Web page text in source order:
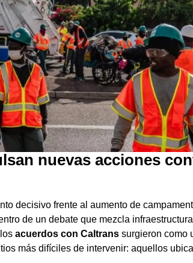
nuevas acciones
decisivo frente al aumento de
de un debate que mezcla
acuerdos con Caltrans surgieron como
más difíciles de intervenir: aquellos